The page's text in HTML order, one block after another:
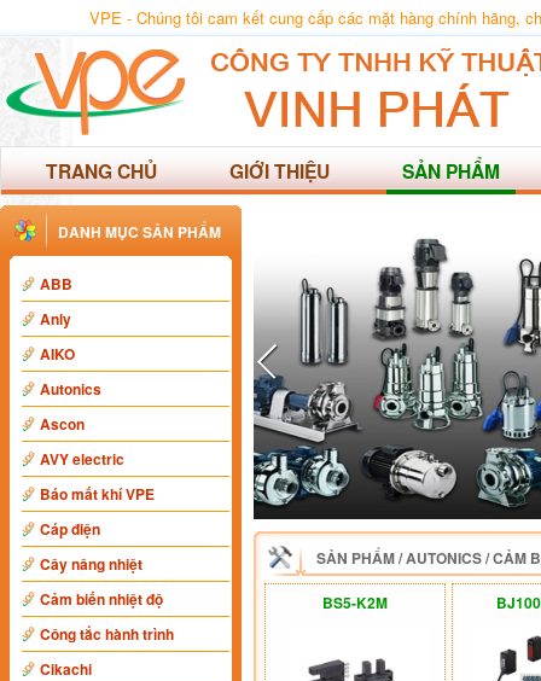
VPE - Chúng tôi cam kết cung cấp các mặt hàng chính hãng,
TRANG CHỦ GIỚI THIỆU SẢN PHẨM
DANH MỤC SẢN PHẨM
ABB
Anly
AIKO
Autonics
Ascon
AVY electric
Báo mất khí VPE
Cáp điện
Cây nâng nhiệt
Cảm biến nhiệt độ
Công tắc hành trình
Cikachi
SẢN PHẨM/AUTONICS/CẢM
BS5-K2M